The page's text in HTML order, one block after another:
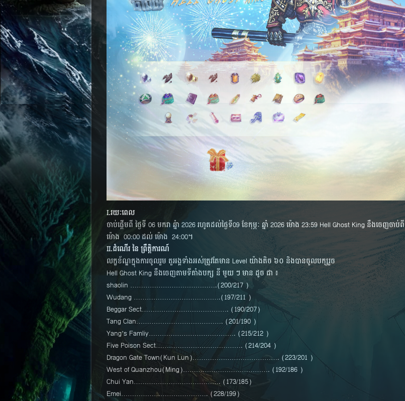
I.រយៈពេល
ចាប់ផ្តើមពី ថ្ងៃទី 06 មករា ឆ្នំា 2026 រហូតដល់ថ្ងៃទី09 ខែកុម្ភៈ ឆ្នាំ 2026 ម៉ោង 23:59 Hell Ghost King នឹងចេញចាប់ពី
ម៉ោង 00:00 ដល់ ម៉ោង 24:00។
II.ដំណើរ នៃ ព្រឹត្តិការណ៍
លក្ខខ័ណ្ឌក្នុងការចូលរួម តួអង្គទាំងអស់ត្រូវតែមាន Level យ៉ាងតិច ៦០ និងបានចូលបក្សរួច
Hell Ghost King នឹងចេញតាមទីតាំងបក្ស នី មួយ ៗ មាន ដូច ជា ៖
shaolin ………………………………….(200/217 )
Wudang ………………………………….(197/211 )
Beggar Sect…………………………………. (190/207)
Tang Clan…………………………………. (201/190 )
Yang’s Famliy…………………………………. (215/212 )
Five Poison Sect…………………………………. (214/204 )
Dragon Gate Town(Kun Lun)…………………………………. (223/201 )
West of Quanzhou(Ming)…………………………………. (192/186 )
Chui Yan…………………………………. (173/185)
Emei…………………………………. (228/199)